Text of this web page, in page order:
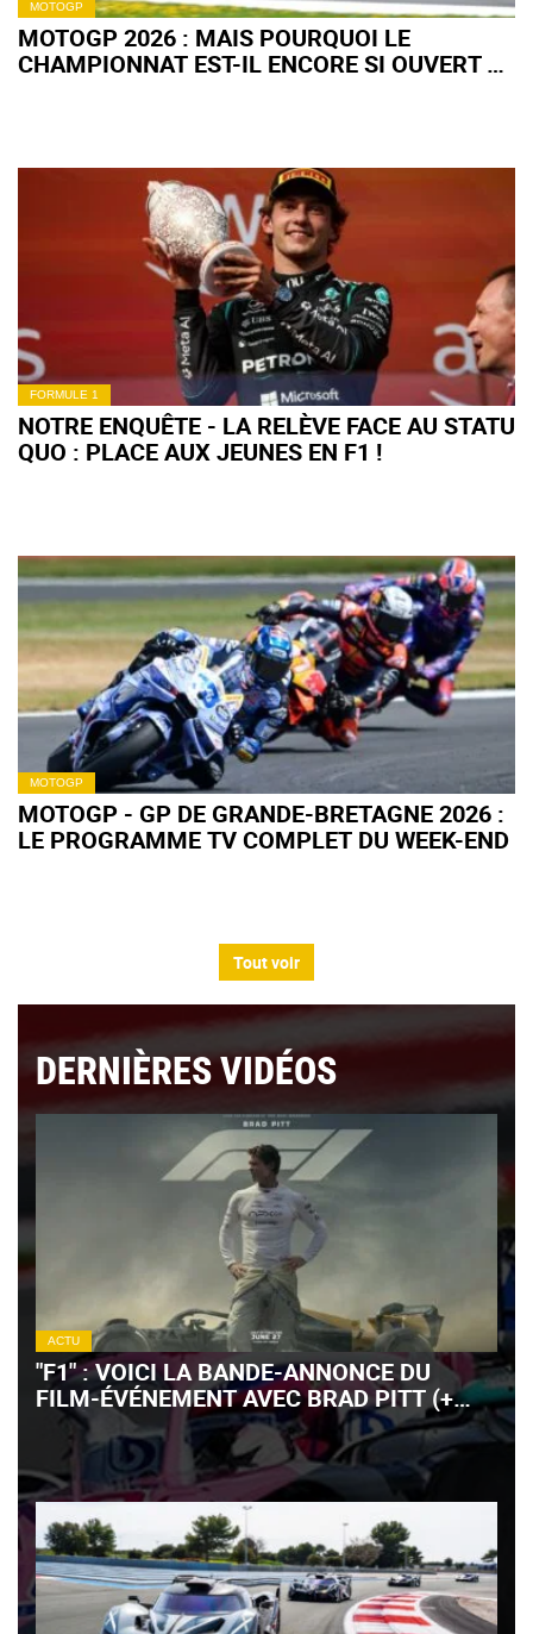
MOTOGP
MOTOGP 2026 : MAIS POURQUOI LE
CHAMPIONNAT EST-IL ENCORE SI OUVERT À
FORMULE 1
NOTRE ENQUÊTE - LA RELÈVE FACE AU STATU
QUO : PLACE AUX JEUNES EN F1 !
MOTOGP
MOTOGP - GP DE GRANDE-BRETAGNE 2026 :
LE PROGRAMME TV COMPLET DU WEEK-END
Tout voir
DERNIÈRES VIDÉOS
ACTU
"F1" : VOICI LA BANDE-ANNONCE DU
FILM-ÉVÉNEMENT AVEC BRAD PITT (+
VIDÉO)